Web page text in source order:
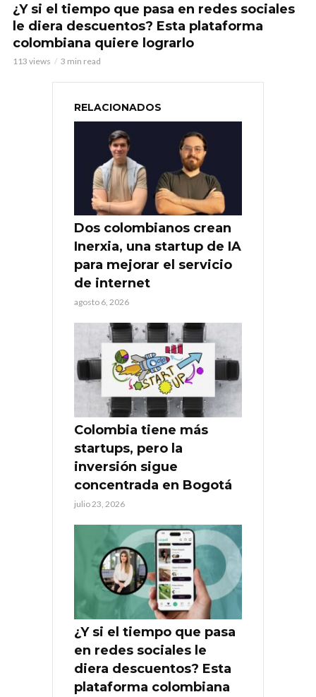
¿Y si el tiempo que pasa en redes sociales
le diera descuentos? Esta plataforma
colombiana quiere lograrlo
113 views 3 min read
RELACIONADOS
Dos colombianos crean
Inerxia, una startup de IA
para mejorar el servicio
de internet
agosto 6, 2026
Colombia tiene más
startups, pero la
inversión sigue
concentrada en Bogotá
julio 23, 2026
¿Y si el tiempo que pasa
en redes sociales le
diera descuentos? Esta
plataforma colombiana